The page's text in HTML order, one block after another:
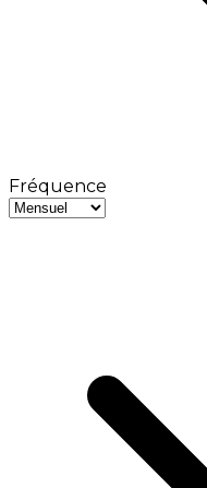
Fréquence